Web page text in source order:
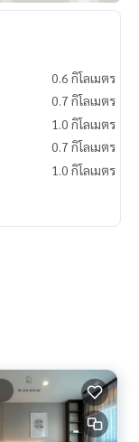
0.6 กิโลเมตร
0.7 กิโลเมตร
1.0 กิโลเมตร
0.7 กิโลเมตร
1.0 กิโลเมตร